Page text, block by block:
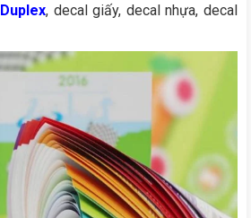
Duplex, decal giấy, decal nhựa, decal